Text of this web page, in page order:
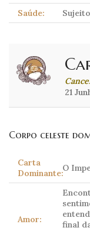
Saúde:
21
Corpo celeste
Carta
Dominante:O
Amor:
final